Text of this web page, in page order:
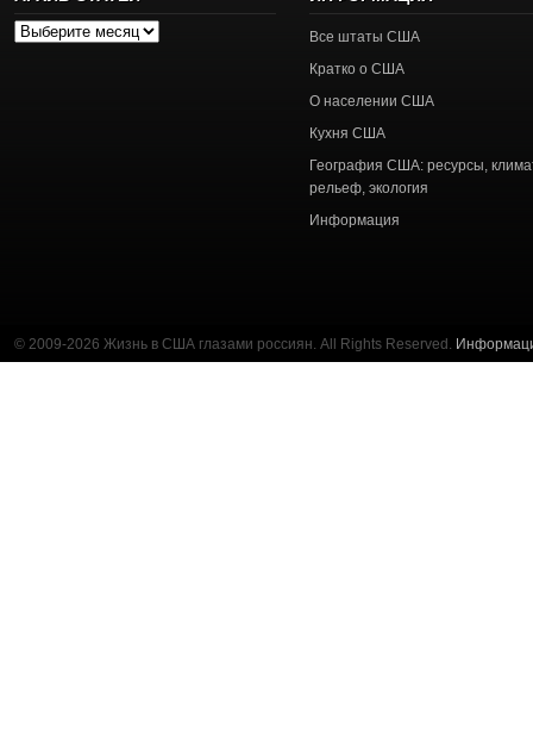
Архив
Все штаты США
Кратко о США
О населении США
Кухня США
География США: ресурсы,
рельеф, экология
Информация
© 2009-2026 Жизнь в США глазами россиян. All Rights Reserved.